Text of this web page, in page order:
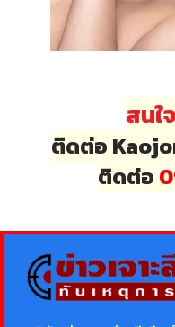
สนใ
ติดต่อ
ติดต่อ